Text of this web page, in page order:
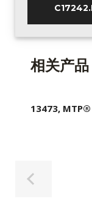
相关产品
13473,